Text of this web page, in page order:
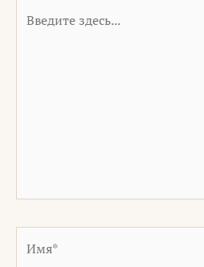
здесь...